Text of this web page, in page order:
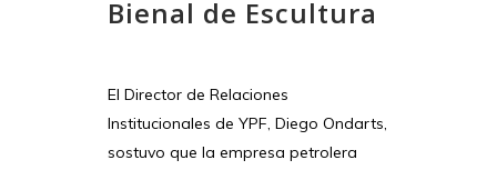
Bienal de Escultura
El Director de Relaciones
Institucionales de YPF, Diego Ondarts,
sostuvo que la empresa petrolera